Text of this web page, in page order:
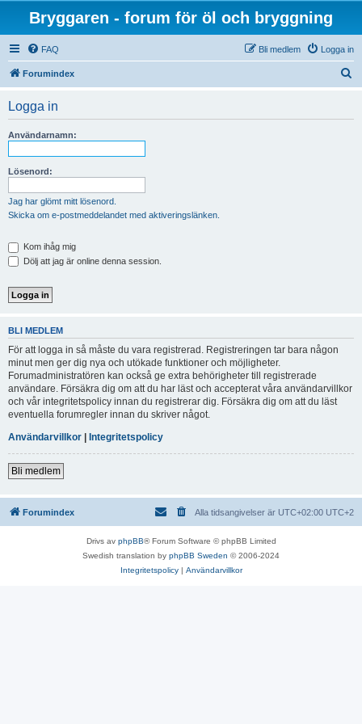
Bryggaren - forum för öl och bryggning
FAQ Logga in
Bli medlem
Forumindex
Logga in
Användarnamn:
Lösenord:
Jag har glömt mitt lösenord.
Skicka om e-postmeddelandet med aktiveringslänken.
Kom ihåg mig
Dölj att jag är online denna session.
BLI MEDLEM
För att logga in så måste du vara registrerad. Registreringen tar bara någon
minut men ger dig nya och utökade funktioner och möjligheter.
Forumadministratören kan också ge extra behörigheter till registrerade
användare. Försäkra dig om att du har läst och accepterat våra användarvillkor
och vår integritetspolicy innan du registrerar dig. Försäkra dig om att du läst
eventuella forumregler innan du skriver något.
Användarvillkor | Integritetspolicy
Bli medlem
Forumindex Alla tidsangivelser är UTC+02:00 UTC+2
Drivs av phpBB® Forum Software © phpBB Limited
Swedish translation by phpBB Sweden © 2006-2024
Integritetspolicy| Användarvillkor